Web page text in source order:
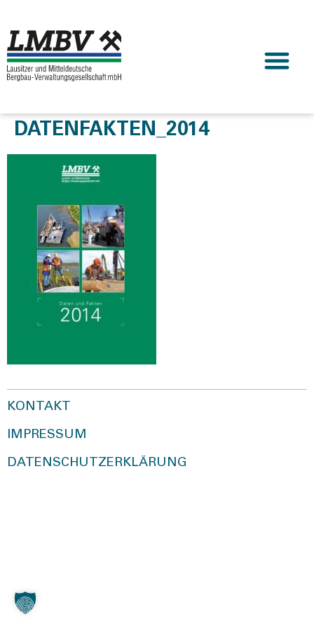
DATENFAKTEN_2014
KONTAKT
IMPRESSUM
DATENSCHUTZERKLÄRUNG